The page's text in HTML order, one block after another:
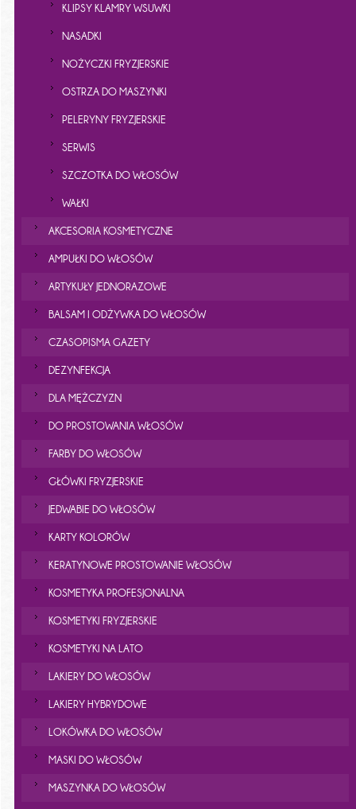
KLIPSY KLAMRY WSUWKI
NASADKI
NOŻYCZKI FRYZJERSKIE
OSTRZA DO MASZYNKI
PELERYNY FRYZJERSKIE
SERWIS
SZCZOTKA DO WŁOSÓW
WAŁKI
AKCESORIA KOSMETYCZNE
AMPUŁKI DO WŁOSÓW
ARTYKUŁY JEDNORAZOWE
BALSAM I ODŻYWKA DO WŁOSÓW
CZASOPISMA GAZETY
DEZYNFEKCJA
DLA MĘŻCZYZN
DO PROSTOWANIA WŁOSÓW
FARBY DO WŁOSÓW
GŁÓWKI FRYZJERSKIE
JEDWABIE DO WŁOSÓW
KARTY KOLORÓW
KERATYNOWE PROSTOWANIE WŁOSÓW
KOSMETYKA PROFESJONALNA
KOSMETYKI FRYZJERSKIE
KOSMETYKI NA LATO
LAKIERY DO WŁOSÓW
LAKIERY HYBRYDOWE
LOKÓWKA DO WŁOSÓW
MASKI DO WŁOSÓW
MASZYNKA DO WŁOSÓW